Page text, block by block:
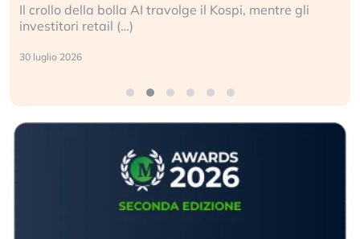
il Kospi, mentre gli
La ricchezza mondiale